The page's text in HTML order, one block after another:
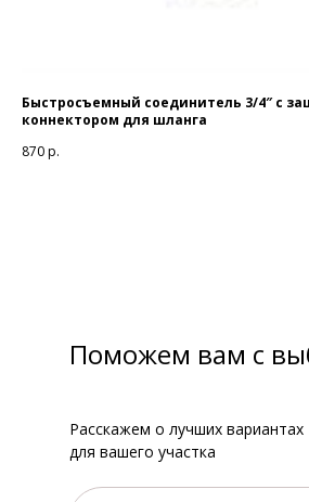
Быстросъемный соединитель 3/4″ с
коннектором для шланга
870р.
Поможем вам с
Расскажем о лучших вариантах
для вашего участка